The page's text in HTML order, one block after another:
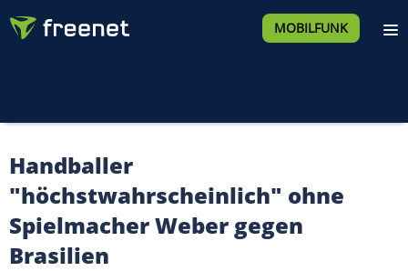
MOBILFUNK
Handballer
"höchstwahrscheinlich" ohne
Spielmacher Weber gegen
Brasilien